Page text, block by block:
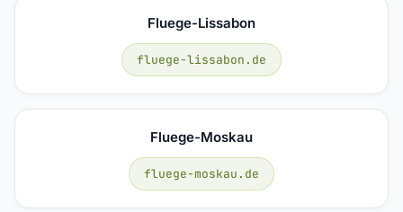
Fluege-Lissabon
fluege-lissabon.de
Fluege-Moskau
fluege-moskau.de